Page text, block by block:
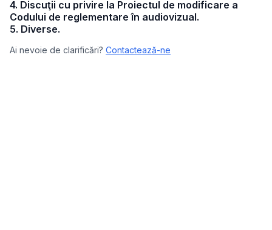
4. Discuţii cu privire la Proiectul de modificare a
Codului de reglementare în audiovizual.
5. Diverse.
Ai nevoie de clarificări? Contactează-ne